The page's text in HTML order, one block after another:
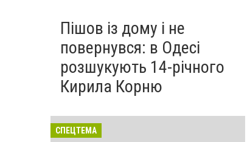
Пішов із дому і не
повернувся: в Одесі
розшукують 14-річного
Кирила Корню
СПЕЦТЕМА